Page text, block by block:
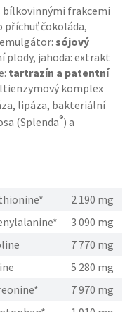
frakcemi
příchuť čokoláda,
emulgátor:sójový
plody, jahoda: extrakt
tartrazín a patentní
komplex
lipáza, bakteriální
(Splenda®) a
2 190 mg
3 090 mg
7 770 mg
5 280 mg
7 970 mg